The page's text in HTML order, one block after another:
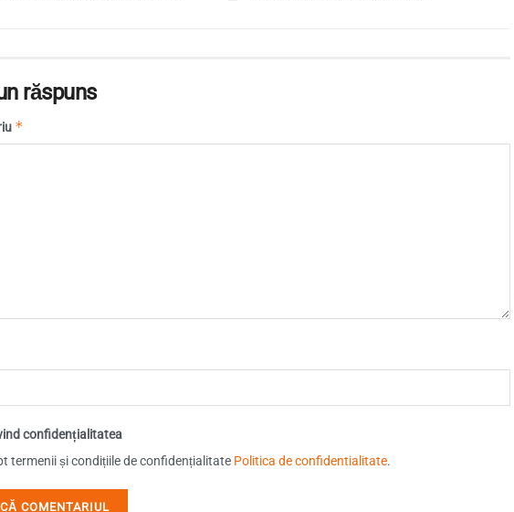
răspuns
*
confidențialitatea
termenii și condițiile de confidențialitate Politica de confidentialitate.